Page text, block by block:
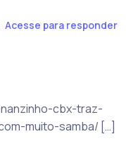
Acesse para responder
cbx-traz-
muito-samba/ […]